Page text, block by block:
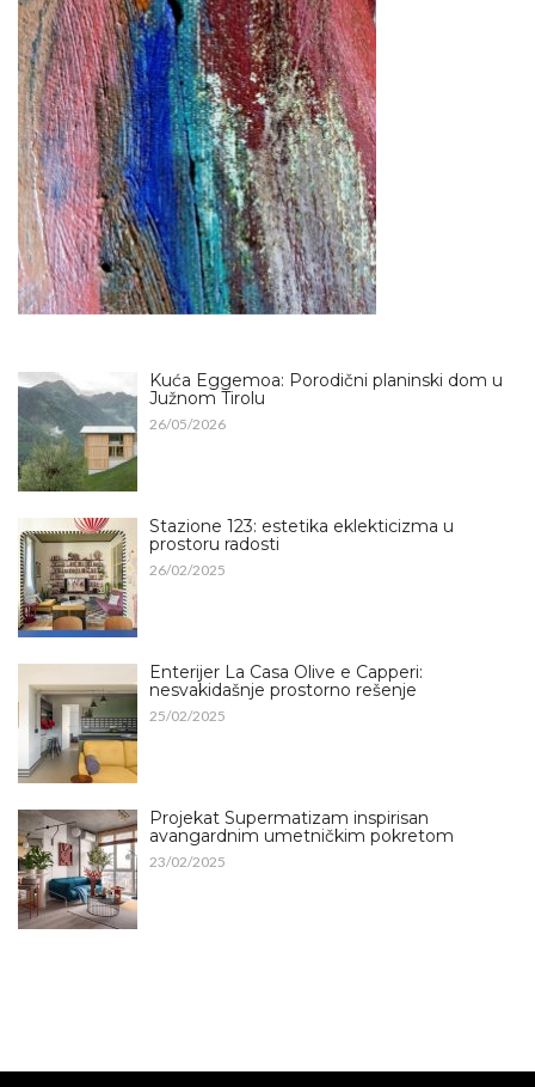
Kuća Eggemoa: Porodični planinski dom u
Južnom Tirolu
26/05/2026
Stazione 123: estetika eklekticizma u
prostoru radosti
26/02/2025
Enterijer La Casa Olive e Capperi:
nesvakidašnje prostorno rešenje
25/02/2025
Projekat Supermatizam inspirisan
avangardnim umetničkim pokretom
23/02/2025